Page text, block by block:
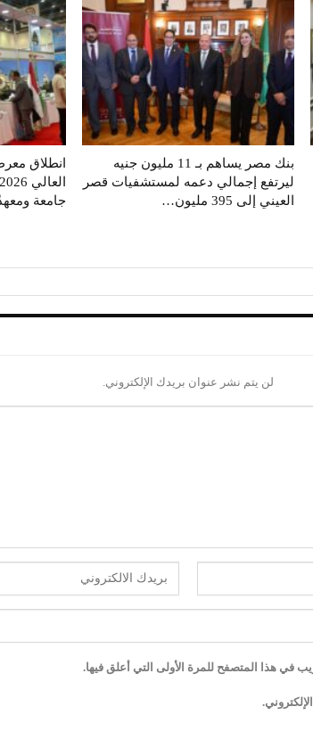
بنك مصر يساهم بـ 11 مليون جنيه
ليرتفع إجمالي دعمه لمستشفيات قصر
العيني إلى 395 مليون…
انطلاق
جامعة
لن يتم نشر عنوان بريدك الإلكتروني.
في هذا المتصفح للمرة الأولى التي أعلق فيها.